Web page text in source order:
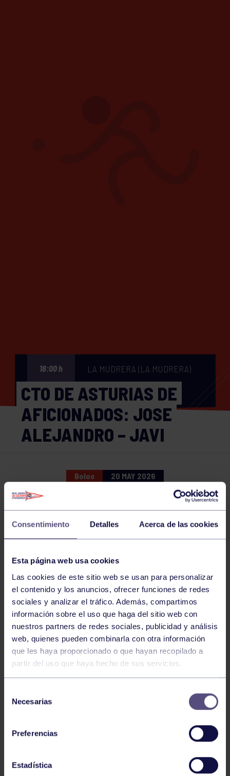
Consentimiento Detalles Acerca de las cookies
Esta página web usa cookies
Las cookies de este sitio web se usan para personalizar
el contenido y los anuncios, ofrecer funciones de redes
sociales y analizar el tráfico. Además, compartimos
información sobre el uso que haga del sitio web con
nuestros partners de redes sociales, publicidad y análisis
web, quienes pueden combinarla con otra información
que les haya proporcionado o que hayan recopilado a
partir del uso que haya hecho de sus servicios.
Necesarias
Preferencias
Estadística
18:00 h LA MUDRERA (LA MUDRERA)
CTO DE ASTURIAS DE
AFICIONADOS: JOSE
ALEJANDRO – JAVI
Bolos 20 MAY 2026
NOTICIAS RELACIONADAS
Bolos 03 Ago 2026
GIANIRA REVALIDA TÍTULO Y DAVID